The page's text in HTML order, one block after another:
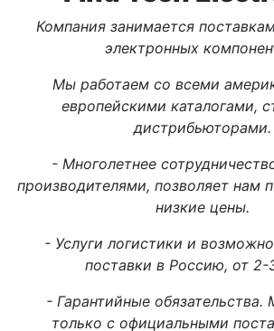
Компания занимается
электронных
Мы работаем со всеми
европейскими каталогами,
дистрибьюторами.
- Многолетнее
производителями, позволяет нам
низкие цены.
- Услуги логистики и
поставки в Россию, от 2-
- Гарантийные
только с официальными